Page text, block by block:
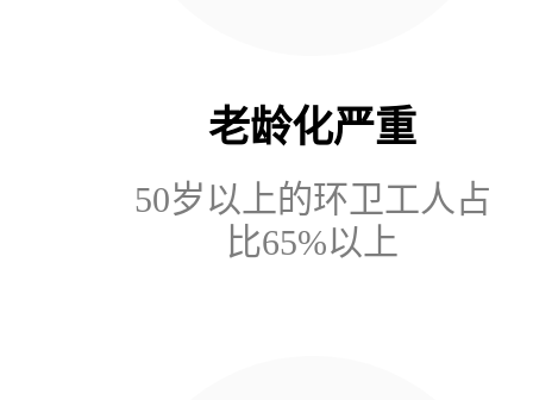
老龄化严重
50岁以上的环卫工人占
比65%以上